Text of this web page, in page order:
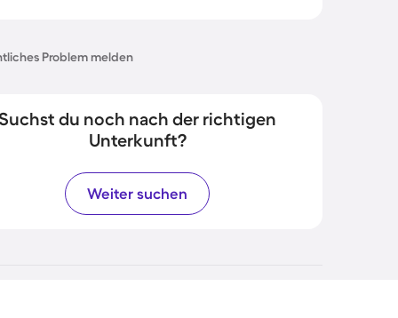
Problem melden
du noch nach der richtigen
Unterkunft?
Weiter suchen